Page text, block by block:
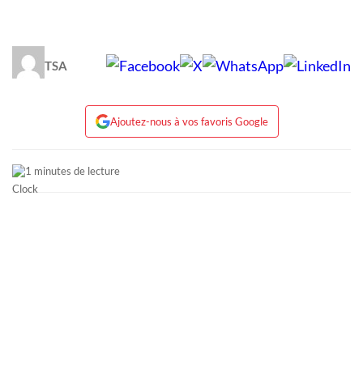
TSA
Ajoutez-nous à vos favoris Google
1 minutes de lecture